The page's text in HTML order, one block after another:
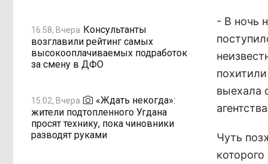
16:58, Вчера Консультанты
возглавили рейтинг самых
высокооплачиваемых подработок
за смену в ДФО
15:02, Вчера
«Ждать некогда»:
жители подтопленного Угдана
просят технику, пока чиновники
разводят руками
- В ночь
выехала
Чуть